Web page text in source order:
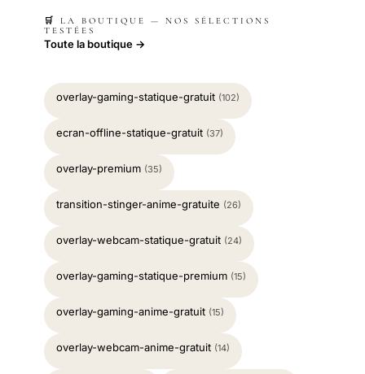
🛒 LA BOUTIQUE — NOS SÉLECTIONS
TESTÉES
Toute la boutique →
overlay-gaming-statique-gratuit (102)
ecran-offline-statique-gratuit (37)
overlay-premium (35)
transition-stinger-anime-gratuite (26)
overlay-webcam-statique-gratuit (24)
overlay-gaming-statique-premium (15)
overlay-gaming-anime-gratuit (15)
overlay-webcam-anime-gratuit (14)